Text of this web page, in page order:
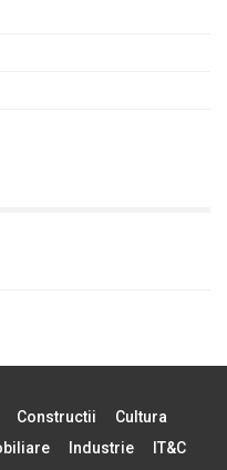
Constructii
Cultura
Industrie
IT&C